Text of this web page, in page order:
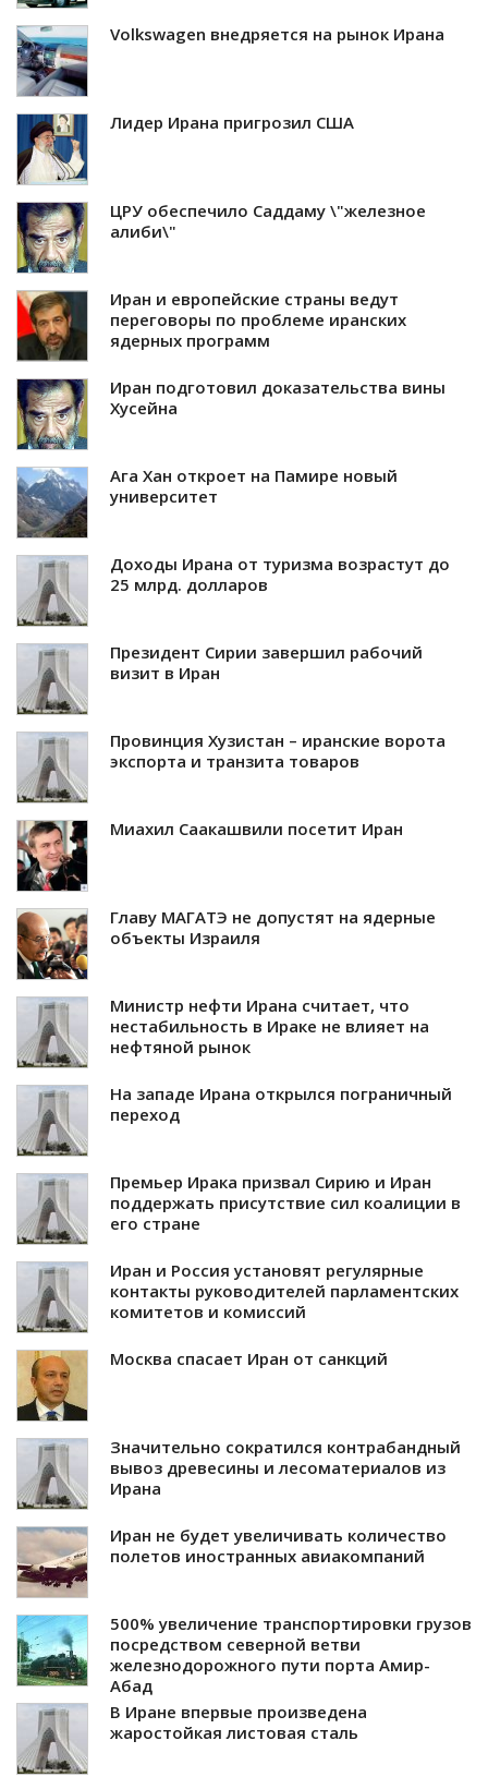
Volkswagen внедряется на рынок Ирана
Лидер Ирана пригрозил США
ЦРУ обеспечило Саддаму \"железное
алиби\"
Иран и европейские страны ведут
переговоры по проблеме иранских
ядерных программ
Иран подготовил доказательства вины
Хусейна
Ага Хан откроет на Памире новый
университет
Доходы Ирана от туризма возрастут до
25 млрд. долларов
Президент Сирии завершил рабочий
визит в Иран
Провинция Хузистан – иранские ворота
экспорта и транзита товаров
Миахил Саакашвили посетит Иран
Главу МАГАТЭ не допустят на ядерные
объекты Израиля
Министр нефти Ирана считает, что
нестабильность в Ираке не влияет на
нефтяной рынок
На западе Ирана открылся пограничный
переход
Премьер Ирака призвал Сирию и Иран
поддержать присутствие сил коалиции в
его стране
Иран и Россия установят регулярные
контакты руководителей парламентских
комитетов и комиссий
Москва спасает Иран от санкций
Значительно сократился контрабандный
вывоз древесины и лесоматериалов из
Ирана
Иран не будет увеличивать количество
полетов иностранных авиакомпаний
500% увеличение транспортировки грузов
посредством северной ветви
железнодорожного пути порта Амир-
Абад
В Иране впервые произведена
жаростойкая листовая сталь